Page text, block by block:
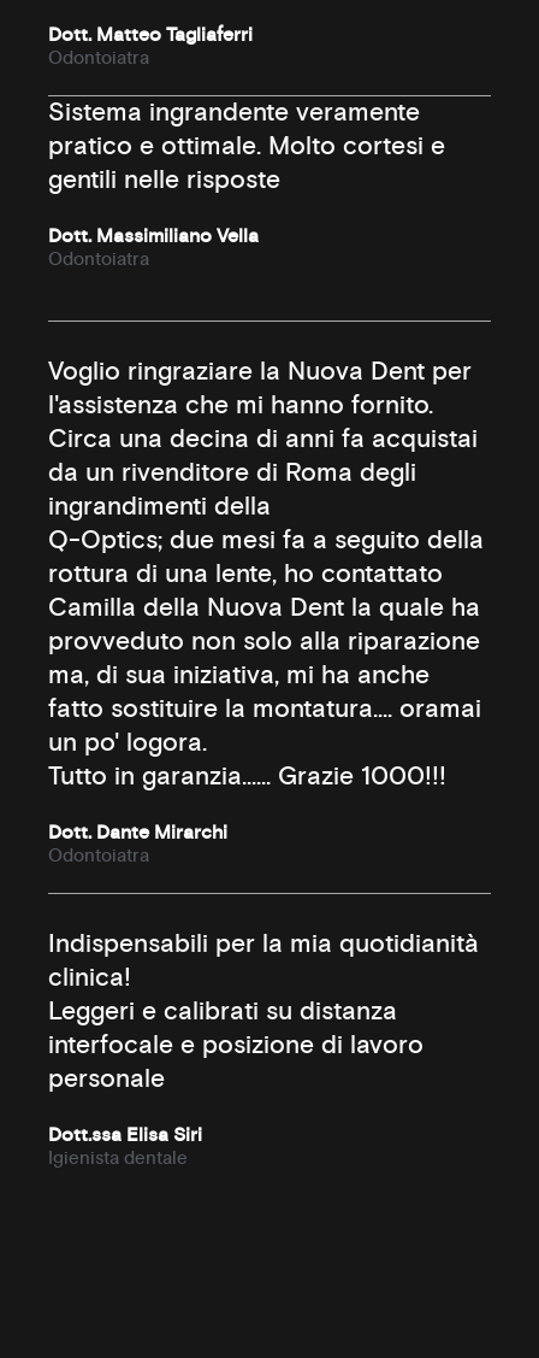
Dott. Matteo Tagliaferri
Odontoiatra
Sistema ingrandente veramente
pratico e ottimale. Molto cortesi e
gentili nelle risposte
Dott. Massimiliano Vella
Odontoiatra
Voglio ringraziare la Nuova Dent per
l'assistenza che mi hanno fornito.
Circa una decina di anni fa acquistai
da un rivenditore di Roma degli
ingrandimenti della
Q-Optics; due mesi fa a seguito della
rottura di una lente, ho contattato
Camilla della Nuova Dent la quale ha
provveduto non solo alla riparazione
ma, di sua iniziativa, mi ha anche
fatto sostituire la montatura.... oramai
un po' logora.
Tutto in garanzia...... Grazie 1000!!!
Dott. Dante Mirarchi
Odontoiatra
Indispensabili per la mia quotidianità
clinica!
Leggeri e calibrati su distanza
interfocale e posizione di lavoro
personale
Dott.ssa Elisa Siri
Igienista dentale